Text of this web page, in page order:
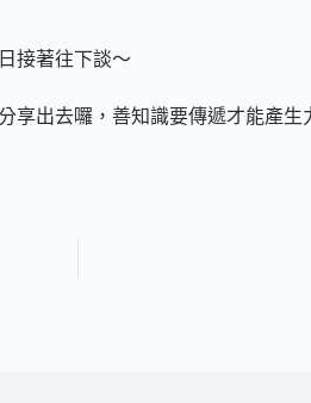
接著往下談～
出去囉，善知識要傳遞才能產生